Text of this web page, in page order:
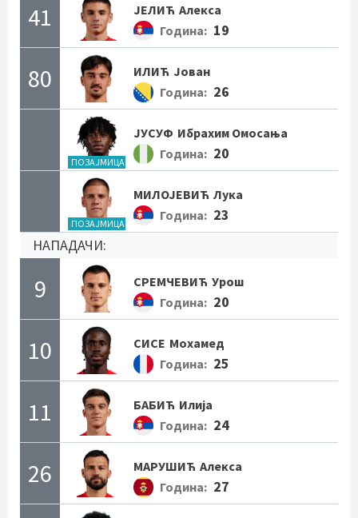
41 ЈЕЛИЋ Алекса
Година: 19
80 ИЛИЋ Јован
Година: 26
ПОЗАЈМИЦА
ЈУСУФ Ибрахим Омосања
Година: 20
ПОЗАЈМИЦА
МИЛОЈЕВИЋ Лука
Година: 23
НАПАДАЧИ:
9 СРЕМЧЕВИЋ Урош
Година: 20
10 СИСЕ Мохамед
Година: 25
11 БАБИЋ Илија
Година: 24
26 МАРУШИЋ Алекса
Година: 27